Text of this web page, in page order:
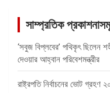
সাম্প্রতিক
‘সবুজ বিপ্লবের’ পথিকৃৎ ছিলেন
দেওয়ার আহ্বান পরিবেশমন্ত্রীর
রাষ্ট্রপতি নির্বাচনের ভোট গ্রহণ